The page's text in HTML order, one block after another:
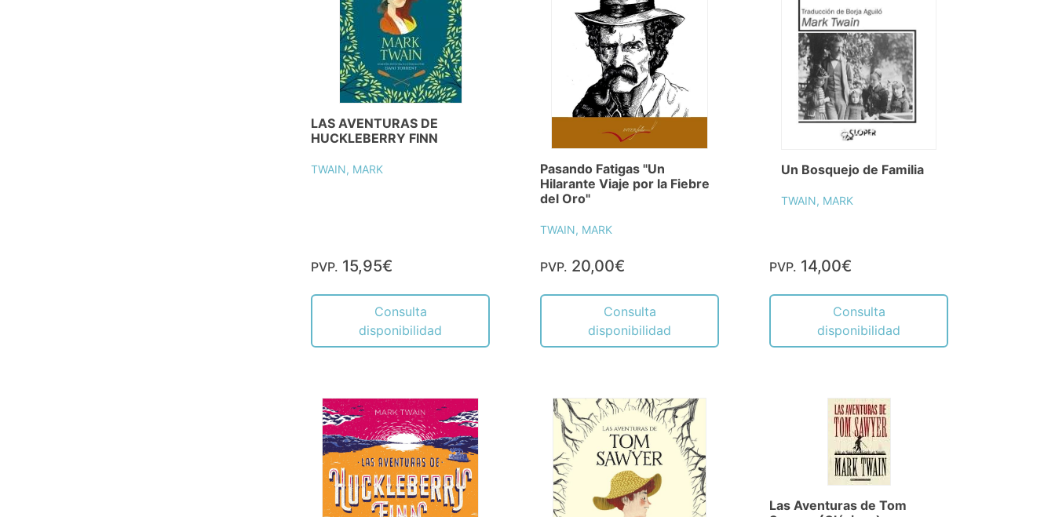
LAS AVENTURAS DE
HUCKLEBERRY FINN
TWAIN, MARK
PVP. 15,95€
Consulta
disponibilidad
Pasando Fatigas "Un
Hilarante Viaje por la Fiebre
del Oro"
TWAIN, MARK
PVP. 20,00€
Consulta
disponibilidad
Un Bosquejo de Familia
TWAIN, MARK
PVP. 14,00€
Consulta
disponibilidad
Las Aventuras de Tom